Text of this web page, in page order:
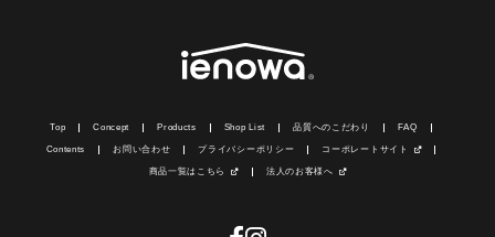
Top Concept Products Shop List 品質へのこだわり FAQ
Contents お問い合わせ プライバシーポリシー コーポレートサイト
商品一覧はこちら 法人のお客様へ